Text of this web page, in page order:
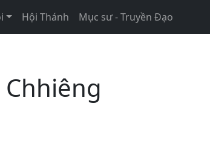
Hội Thánh Mục sư - Truyền Đạo